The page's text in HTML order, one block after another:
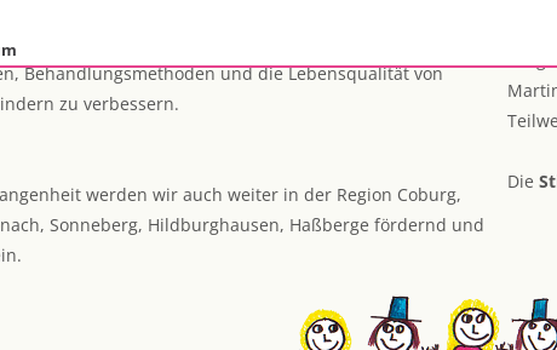
des Vereins in unserer Region krebskranke Kinder
unterstützen und Projekte fördern, die das Ziel haben,
Behandlungsmethoden und die Lebensqualität von
zu verbessern.
werden wir auch weiter in der Region Coburg,
Sonneberg, Hildburghausen, Haßberge fördernd und
Die